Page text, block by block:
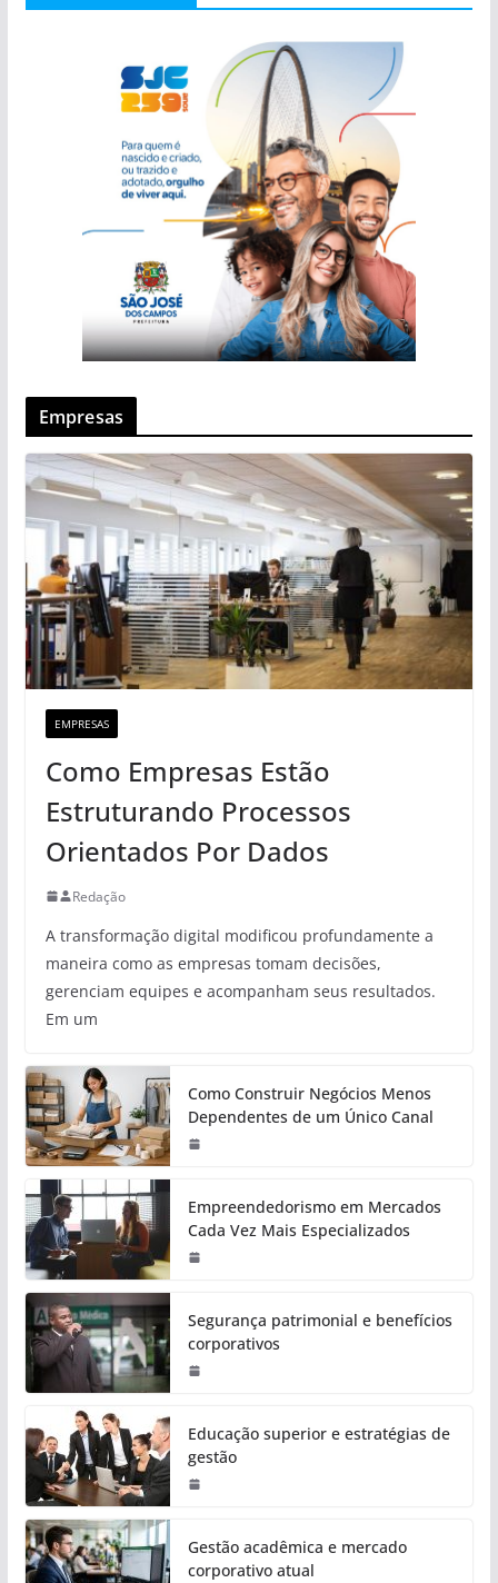
Empresas
EMPRESAS
Como Empresas Estão
Estruturando Processos
Orientados Por Dados
Redação
A transformação digital modificou profundamente a
maneira como as empresas tomam decisões,
gerenciam equipes e acompanham seus resultados.
Em um
Como Construir Negócios Menos
Dependentes de um Único Canal
Empreendedorismo em Mercados
Cada Vez Mais Especializados
Segurança patrimonial e benefícios
corporativos
Educação superior e estratégias de
gestão
Gestão acadêmica e mercado
corporativo atual